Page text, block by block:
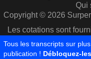
Qui
Copyright © 2026
Les cotations sont
Tous les transcripts sur
publication ! Débloquez-